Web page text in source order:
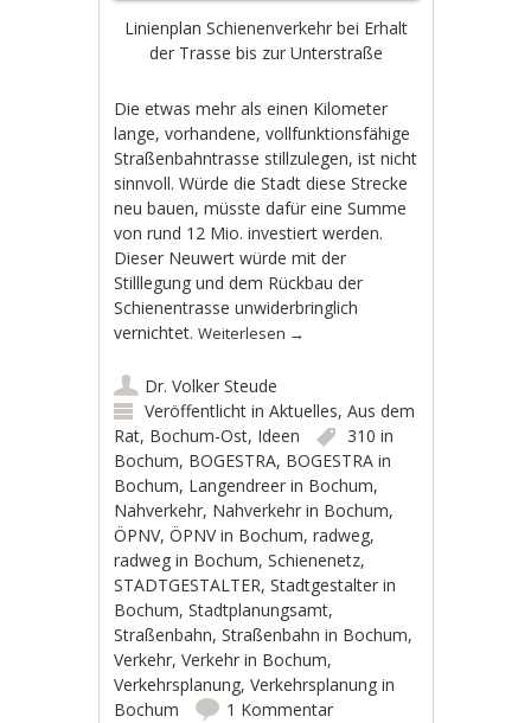
Linienplan Schienenverkehr bei Erhalt
der Trasse bis zur Unterstraße
Die etwas mehr als einen Kilometer
lange, vorhandene, vollfunktionsfähige
Straßenbahntrasse stillzulegen, ist nicht
sinnvoll. Würde die Stadt diese Strecke
neu bauen, müsste dafür eine Summe
von rund 12 Mio. investiert werden.
Dieser Neuwert würde mit der
Stilllegung und dem Rückbau der
Schienentrasse unwiderbringlich
vernichtet.Weiterlesen →
Dr. Volker Steude
Veröffentlicht inAktuelles,Aus dem
Rat, Bochum-Ost, Ideen
310 in
Bochum, BOGESTRA, BOGESTRA in
Bochum, Langendreer in Bochum,
Nahverkehr, Nahverkehr in Bochum,
ÖPNV,ÖPNV in Bochum,radweg,
radweg in Bochum,Schienenetz,
STADTGESTALTER,Stadtgestalter in
Bochum,Stadtplanungsamt,
Straßenbahn,Straßenbahn in Bochum,
Verkehr,Verkehr in Bochum,
Verkehrsplanung,Verkehrsplanung in
Bochum
1 Kommentar